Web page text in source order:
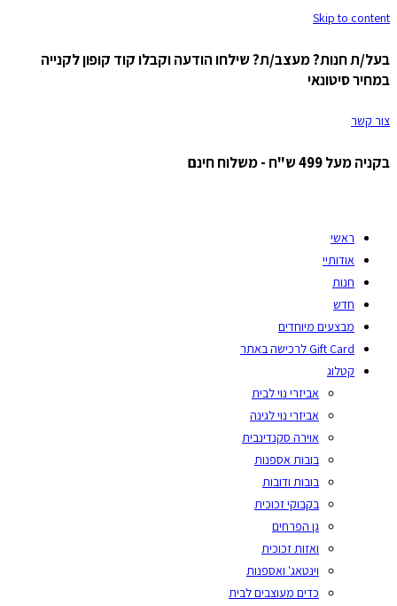
Skip to content
בעל/ת חנות? מעצב/ת? שילחו הודעה וקבלו קוד קופון לקנייה
במחיר סיטונאי
צור קשר
בקניה מעל 499 ש"ח - משלוח חינם
ראשי
אודותיי
חנות
חדש
מבצעים מיוחדים
Gift Card לרכישה באתר
קטלוג
אביזרי נוי לבית
אביזרי נוי לגינה
אוירה סקנדינבית
בובות אספנות
בובות ודובות
בקבוקי זכוכית
גן הפרחים
ואזות זכוכית
וינטאג' ואספנות
כדים מעוצבים לבית